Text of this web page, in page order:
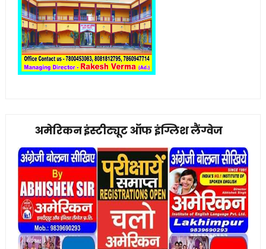
अमेरिकन इंस्टीट्यूट ऑफ इंग्लिश लैंग्वेज